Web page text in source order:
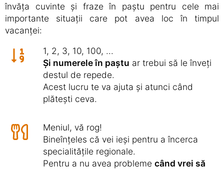
învăța cuvinte și fraze în paștu pentru cele mai
importante situații care pot avea loc în timpul
vacanței:
1, 2, 3, 10, 100, ...
Și numerele în paștu ar trebui să le înveți
destul de repede.
Acest lucru te va ajuta și atunci când
plătești ceva.
Meniul, vă rog!
Bineînțeles că vei ieși pentru a încerca
specialitățile regionale.
Pentru a nu avea probleme când vrei să